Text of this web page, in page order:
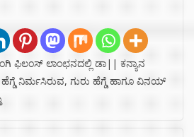
ಫಿಲಂಸ್ ಲಾಂಛನದಲ್ಲಿ ಡಾ|| ಕನ್ಯಾನ
ಹೆಗ್ಡೆ ನಿರ್ಮಸಿರುವ, ಗುರು ಹೆಗ್ಡೆ ಹಾಗೂ ವಿನಯ್